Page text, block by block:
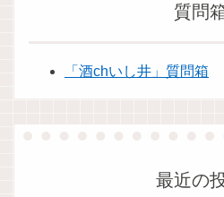
質問
「酒chいし井」質問箱
最近の